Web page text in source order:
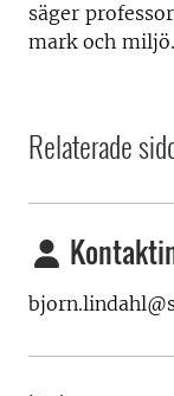
säger
mark och miljö.
Relaterade